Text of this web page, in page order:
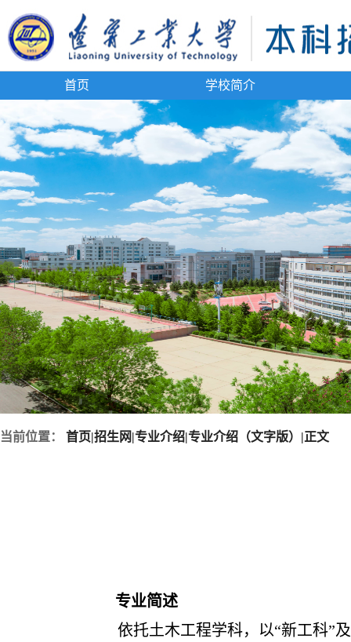
首页 学校简介
当前位置： 首页|招生网|专业介绍|专业介绍（文字版） |正文
专业简述
依托土木工程学科，以“新工科”